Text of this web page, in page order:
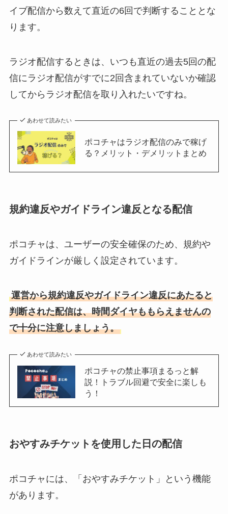
イブ配信から数えて直近の6回で判断することとな
ります。
ラジオ配信するときは、いつも直近の過去5回の配
信にラジオ配信がすでに2回含まれていないか確認
してからラジオ配信を取り入れたいですね。
あわせて読みたい
ポコチャはラジオ配信のみで稼げ
る？メリット・デメリットまとめ
規約違反やガイドライン違反となる配信
ポコチャは、ユーザーの安全確保のため、規約や
ガイドラインが厳しく設定されています。
運営から規約違反やガイドライン違反にあたると
判断された配信は、時間ダイヤももらえませんの
で十分に注意しましょう。
あわせて読みたい
ポコチャの禁止事項まるっと解
説！トラブル回避で安全に楽しも
う！
おやすみチケットを使用した日の配信
ポコチャには、「おやすみチケット」という機能
があります。